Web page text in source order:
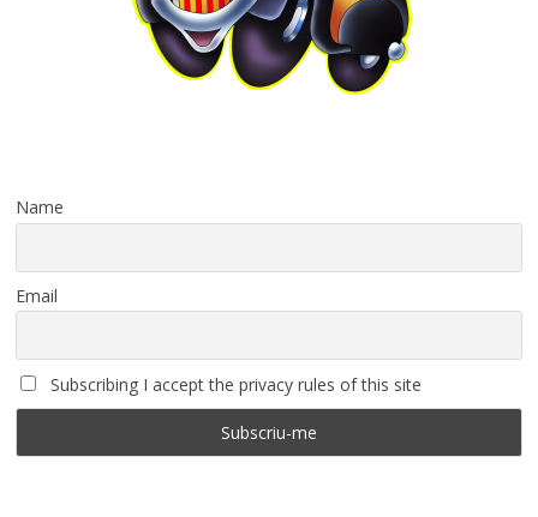
Name
Email
Subscribing I accept the privacy rules of this site